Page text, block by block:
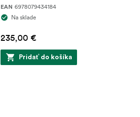
EAN 6978079434184
Na sklade
235,00 €
Pridať do košíka